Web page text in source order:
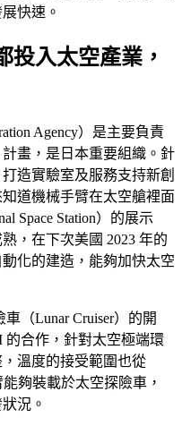
快速。
投入太空產業，
Agency）是主要負責
畫，是日本重要組織。針
造實驗室及服務支持新創
道機械手臂在太空艙裡面
Space Station）的展示
，在下次美國 2023 年的
化的建造，能夠加快太空
（Lunar Cruiser）的開
的合作，針對太空極端環
溫度的接受範圍也從
夠裝載於太空探險車，
況。